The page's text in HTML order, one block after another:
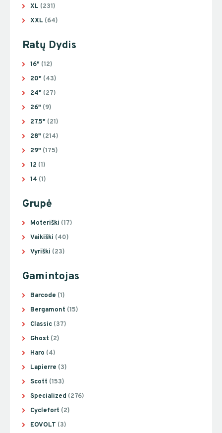
XL (231)
XXL (64)
Ratų Dydis
16" (12)
20" (43)
24" (27)
26" (9)
27.5" (21)
28" (214)
29" (175)
12 (1)
14 (1)
Grupė
Moteriški (17)
Vaikiški (40)
Vyriški (23)
Gamintojas
Barcode (1)
Bergamont (15)
Classic (37)
Ghost (2)
Haro (4)
Lapierre (3)
Scott (153)
Specialized (276)
Cyclefort (2)
EOVOLT (3)